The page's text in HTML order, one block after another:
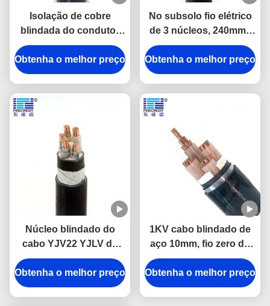
Isolação de cobre
blindada do condutor
XLPE do cabo elétrico
da fita 1KV de aço
Obtenha o melhor preço
No subsolo fio elétrico
de 3 núcleos, 240mm2
24kv 6,6 de N2XRY STA
quilovolts de cabo
distribuidor de corrente
Obtenha o melhor preço
Núcleo blindado do
cabo YJV22 YJLV do
núcleo da fita do roubo
dobro multi
Obtenha o melhor preço
1KV cabo blindado de
aço 10mm, fio zero do
halogênio do baixo
fumo de LZSH XLPE
Obtenha o melhor preço